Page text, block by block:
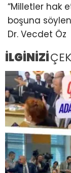
“Milletler hak
boşuna
Dr. Vecdet Öz
İLGİNİZİ